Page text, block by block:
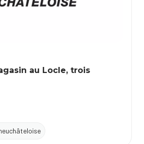
au Locle, trois